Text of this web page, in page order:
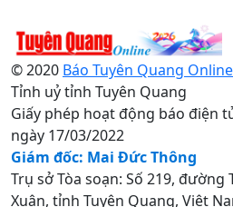
© 2020 Báo Tuyên Quang Online
Tỉnh uỷ tỉnh Tuyên Quang
Giấy phép hoạt động báo điện
ngày 17/03/2022
Giám đốc: Mai Đức Thông
Trụ sở Tòa soạn: Số 219,
Xuân, tỉnh Tuyên Quang, Việt